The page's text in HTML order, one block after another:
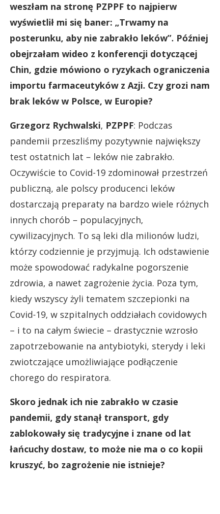
weszłam na stronę PZPPF to najpierw
wyświetlił mi się baner: „Trwamy na
posterunku, aby nie zabrakło leków”. Później
obejrzałam wideo z konferencji dotyczącej
Chin, gdzie mówiono o ryzykach ograniczenia
importu farmaceutyków z Azji. Czy grozi nam
brak leków w Polsce, w Europie?
Grzegorz Rychwalski, PZPPF: Podczas
pandemii przeszliśmy pozytywnie największy
test ostatnich lat – leków nie zabrakło.
Oczywiście to Covid-19 zdominował przestrzeń
publiczną, ale polscy producenci leków
dostarczają preparaty na bardzo wiele różnych
innych chorób – populacyjnych,
cywilizacyjnych. To są leki dla milionów ludzi,
którzy codziennie je przyjmują. Ich odstawienie
może spowodować radykalne pogorszenie
zdrowia, a nawet zagrożenie życia. Poza tym,
kiedy wszyscy żyli tematem szczepionki na
Covid-19, w szpitalnych oddziałach covidowych
– i to na całym świecie – drastycznie wzrosło
zapotrzebowanie na antybiotyki, sterydy i leki
zwiotczające umożliwiające podłączenie
chorego do respiratora.
Skoro jednak ich nie zabrakło w czasie
pandemii, gdy stanął transport, gdy
zablokowały się tradycyjne i znane od lat
łańcuchy dostaw, to może nie ma o co kopii
kruszyć, bo zagrożenie nie istnieje?